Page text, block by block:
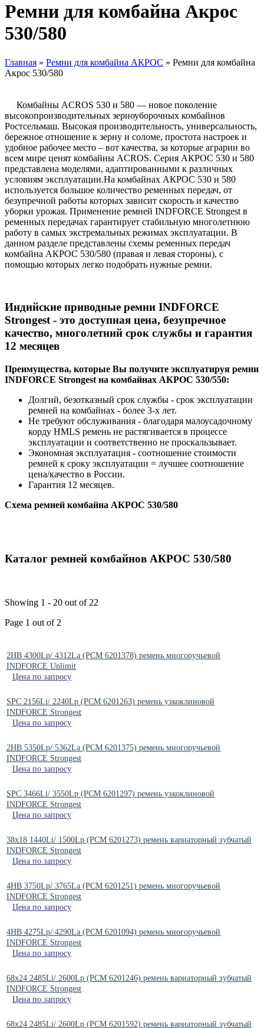
Ремни для комбайна Акрос
530/580
Главная » Ремни для комбайна АКРОС » Ремни для комбайна
Акрос 530/580
Комбайны ACROS 530 и 580 — новое поколение
высокопроизводительных зерноуборочных комбайнов
Ростсельмаш. Высокая производительность, универсальность,
бережное отношение к зерну и соломе, простота настроек и
удобное рабочее место – вот качества, за которые аграрии во
всем мире ценят комбайны ACROS. Серия АКРОС 530 и 580
представлена моделями, адаптированными к различных
условиям эксплуатации.На комбайнах АКРОС 530 и 580
используется большое количество ременных передач, от
безупречной работы которых зависит скорость и качество
уборки урожая. Применение ремней INDFORCE Strongest в
ременных передачах гарантирует стабильную многолетнюю
работу в самых экстремальных режимах эксплуатации. В
данном разделе представлены схемы ременных передач
комбайна АКРОС 530/580 (правая и левая стороны), с
помощью которых легко подобрать нужные ремни.
Индийские приводные ремни INDFORCE
Strongest - это доступная цена, безупречное
качество, многолетний срок службы и гарантия
12 месяцев
Преимущества, которые Вы получите эксплуатируя ремни
INDFORCE Strongest на комбайнах АКРОС 530/550:
Долгий, безотказный срок службы - срок эксплуатации
ремней на комбайнах - более 3-х лет.
Не требуют обслуживания - благодаря малоусадочному
корду HMLS ремень не растягивается в процессе
эксплуатации и соответственно не проскальзывает.
Экономная эксплуатация - соотношение стоимости
ремней к сроку эксплуатации = лучшее соотношение
цена/качество в России.
Гарантия 12 месяцев.
Схема ремней комбайна АКРОС 530/580
Каталог ремней комбайнов АКРОС 530/580
Showing 1 - 20 out of 22
Page 1 out of 2
2HB 4300Lp/ 4312La (PCM 6201378) ремень многоручьевой
INDFORCE Unlimit
Цена по запросу
SPC 2156Li/ 2240Lp (РСМ 6201263) ремень узкоклиновой
INDFORCE Strongest
Цена по запросу
2HB 5350Lp/ 5362La (PCM 6201375) ремень многоручьевой
INDFORCE Strongest
Цена по запросу
SPC 3466Li/ 3550Lp (РСМ 6201297) ремень узкоклиновой
INDFORCE Strongest
Цена по запросу
38x18 1440Li/ 1500Lp (PCM 6201273) ремень вариаторный зубчатый
INDFORCE Strongest
Цена по запросу
4HB 3750Lp/ 3765La (PCM 6201251) ремень многоручьевой
INDFORCE Strongest
Цена по запросу
4HB 4275Lp/ 4290La (PCM 6201094) ремень многоручьевой
INDFORCE Strongest
Цена по запросу
68x24 2485Li/ 2600Lp (PCM 6201246) ремень вариаторный зубчатый
INDFORCE Strongest
Цена по запросу
68x24 2485Li/ 2600Lp (PCM 6201592) ремень вариаторный зубчатый